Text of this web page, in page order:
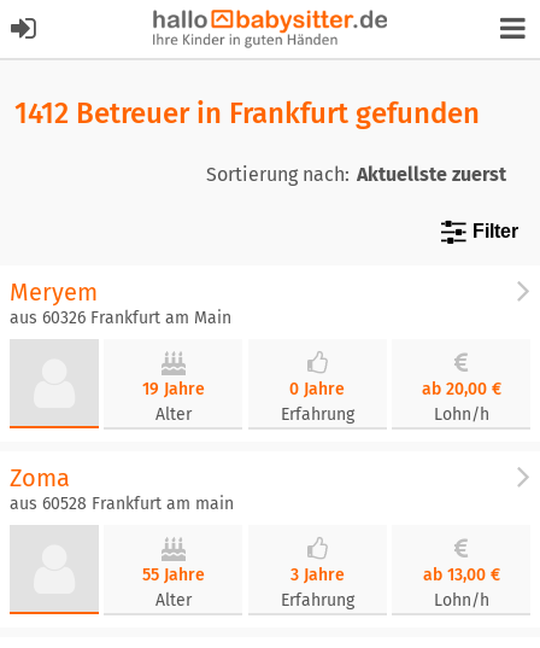
1412 Betreuer in Frankfurt gefunden
Sortierung nach:
Filter
Meryem
aus 60326 Frankfurt am Main
19 Jahre
Alter
0 Jahre
Erfahrung
ab 20,00 €
Lohn/h
Zoma
aus 60528 Frankfurt am main
55 Jahre
Alter
3 Jahre
Erfahrung
ab 13,00 €
Lohn/h